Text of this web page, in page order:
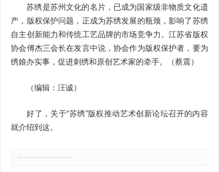
苏绣是苏州文化的名片，已成为国家级非物质文化遗
产，版权保护问题，正成为苏绣发展的瓶颈，影响了苏绣
自主创新能力和传统工艺品牌的市场竞争力。江苏省版权
协会傅杰三会长在发言中说，协会作为版权保护者，要为
绣娘办实事，促进刺绣和原创艺术家的牵手。（蔡震）
（编辑：汪诚）
好了，关于“苏绣”版权推动艺术创新论坛召开的内容
就介绍到这。